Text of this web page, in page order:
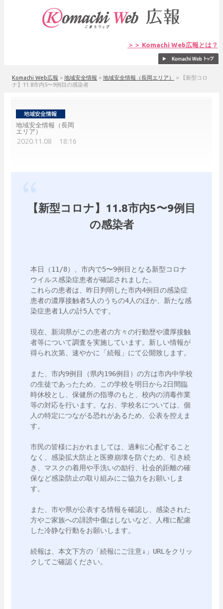
＞＞ Komachi Web広報とは？
Komachi Web広報 > 地域安全情報 > 地域安全情報（長岡エリア） >
【新型コロ
ナ】11.8市内5〜9例目の感染者
地域安全情報（長岡
エリア）
2020.11.08 18:16
【新型コロナ】11.8市内5〜9例目
の感染者
本日（11/8）、市内で5〜9例目となる新型コロナ
ウイルス感染症患者が確認されました。
これらの患者は、昨日判明した市内4例目の感染症
患者の濃厚接触者5人のうちの4人のほか、新たな感
染症患者1人の計5人です。
現在、新潟県がこの患者の方々の行動歴や濃厚接触
者等について調査を実施しています。新しい情報が
得られ次第、速やかに「続報」にて公開致します。
また、市内9例目（県内196例目）の方は市内中学校
の生徒であったため、この学校を明日から2日間臨
時休校とし、保健所の指導のもと、校内の消毒作業
等の対応を行います。なお、学校名については、個
人の特定につながる恐れがあるため、公表を控えま
す。
市民の皆様におかれましては、過剰に心配すること
なく、感染拡大防止と医療崩壊を防ぐため、引き続
き、マスクの着用や手洗いの励行、社会的距離の確
保など感染防止の取り組みにご協力をお願いしま
す。
また、市や県が公表する情報を確認し、感染された
方やご家族への誹謗中傷はしないなど、人権に配慮
した冷静な行動をお願いします。
続報は、本文下方の「続報にご注意↓」URLをクリッ
クしてご確認ください。